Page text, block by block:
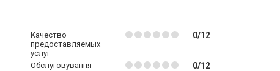
Качество
предоставляемых
услуг
0/12
Обслуговування 0/12